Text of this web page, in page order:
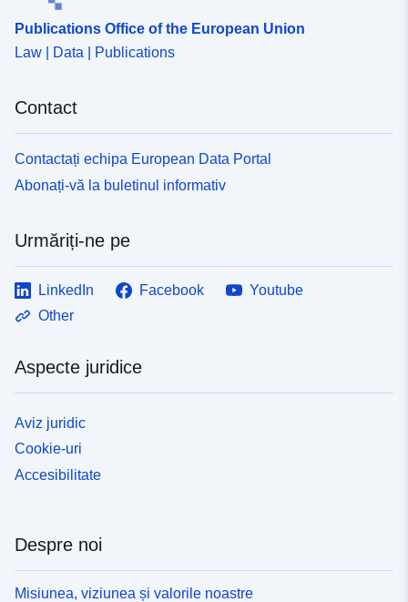
Publications Office of the European Union
Law | Data | Publications
Contact
Contactați echipa European Data Portal
Abonați-vă la buletinul informativ
Urmăriți-ne pe
LinkedIn Facebook
Youtube
Other
Aspecte juridice
Aviz juridic
Cookie-uri
Accesibilitate
Despre noi
Misiunea, viziunea și valorile noastre